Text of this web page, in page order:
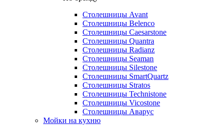
Столешницы Avant
Столешницы Belenco
Столешницы Caesarstone
Столешницы Quantra
Столешницы Radianz
Столешницы Seaman
Столешницы Silestone
Столешницы SmartQuartz
Столешницы Stratos
Столешницы Technistone
Столешницы Vicostone
Столешницы Аварус
Мойки на кухню